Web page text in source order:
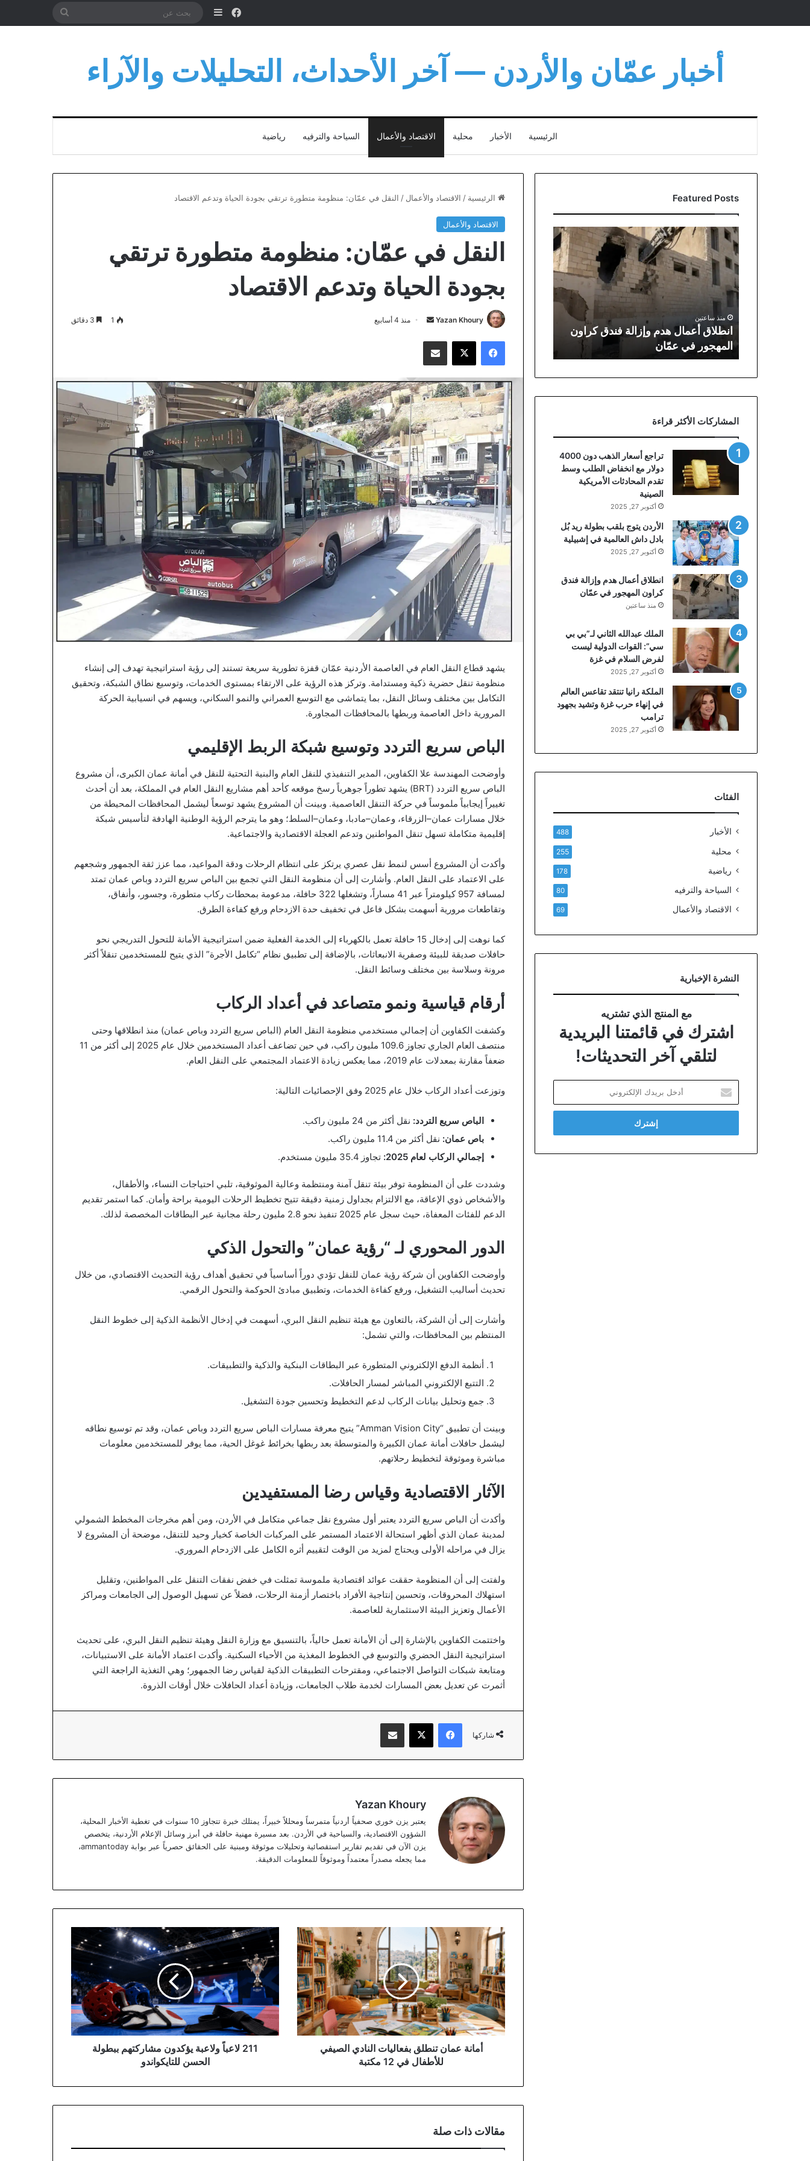
فيسبوكإضافة عمود جانبي
بحث
أخبار عمّان والأردن — آخر الأحداث، التحليلات والآراء
الرئيسية الأخبار محلية الاقتصاد والأعمال السياحة والترفيه رياضية
الرئيسية / الاقتصاد والأعمال / النقل في عمّان: منظومة متطورة ترتقي بجودة الحياة وتدعم الاقتصاد
الاقتصاد والأعمال
النقل في عمّان: منظومة متطورة ترتقي
بجودة الحياة وتدعم الاقتصاد
Yazan Khoury
أرسل منذ 4 أسابيع 1
فيسبوك ‫X مشاركة عبر البريد
يشهد قطاع النقل العام في العاصمة الأردنية عمّان قفزة تطورية سريعة تستند إلى رؤية استراتيجية تهدف إلى إنشاء
منظومة تنقل حضرية ذكية ومستدامة. وتركز هذه الرؤية على الارتقاء بمستوى الخدمات، وتوسيع نطاق الشبكة، وتحقيق
التكامل بين مختلف وسائل النقل، بما يتماشى مع التوسع العمراني والنمو السكاني، ويسهم في انسيابية الحركة
المرورية داخل العاصمة وربطها بالمحافظات المجاورة.
الباص سريع التردد وتوسيع شبكة الربط الإقليمي
وأوضحت المهندسة علا الكفاوين، المدير التنفيذي للنقل العام والبنية التحتية للنقل في أمانة عمان الكبرى، أن مشروع
الباص سريع التردد (BRT) يشهد تطوراً جوهرياً رسخ موقعه كأحد أهم مشاريع النقل العام في المملكة، بعد أن أحدث
تغييراً إيجابياً ملموساً في حركة التنقل العاصمية. وبينت أن المشروع يشهد توسعاً ليشمل المحافظات المحيطة من
خلال مسارات عمان–الزرقاء، وعمان–مادبا، وعمان–السلط؛ وهو ما يترجم الرؤية الوطنية الهادفة لتأسيس شبكة
إقليمية متكاملة تسهل تنقل المواطنين وتدعم العجلة الاقتصادية والاجتماعية.
وأكدت أن المشروع أسس لنمط نقل عصري يرتكز على انتظام الرحلات ودقة المواعيد، مما عزز ثقة الجمهور وشجعهم
على الاعتماد على النقل العام. وأشارت إلى أن منظومة النقل التي تجمع بين الباص سريع التردد وباص عمان تمتد
لمسافة 957 كيلومتراً عبر 41 مساراً، وتشغلها 322 حافلة، مدعومة بمحطات ركاب متطورة، وجسور، وأنفاق،
وتقاطعات مرورية أسهمت بشكل فاعل في تخفيف حدة الازدحام ورفع كفاءة الطرق.
كما نوهت إلى إدخال 15 حافلة تعمل بالكهرباء إلى الخدمة الفعلية ضمن استراتيجية الأمانة للتحول التدريجي نحو
حافلات صديقة للبيئة وصفرية الانبعاثات، بالإضافة إلى تطبيق نظام “تكامل الأجرة” الذي يتيح للمستخدمين تنقلاً أكثر
مرونة وسلاسة بين مختلف وسائط النقل.
أرقام قياسية ونمو متصاعد في أعداد الركاب
وكشفت الكفاوين أن إجمالي مستخدمي منظومة النقل العام (الباص سريع التردد وباص عمان) منذ انطلاقها وحتى
منتصف العام الجاري تجاوز 109.6 مليون راكب، في حين تضاعف أعداد المستخدمين خلال عام 2025 إلى أكثر من 11
ضعفاً مقارنة بمعدلات عام 2019، مما يعكس زيادة الاعتماد المجتمعي على النقل العام.
وتوزعت أعداد الركاب خلال عام 2025 وفق الإحصائيات التالية:
الباص سريع التردد: نقل أكثر من 24 مليون راكب.
باص عمان: نقل أكثر من 11.4 مليون راكب.
إجمالي الركاب لعام 2025:
تجاوز 35.4 مليون مستخدم.
وشددت على أن المنظومة توفر بيئة تنقل آمنة ومنتظمة وعالية الموثوقية، تلبي احتياجات النساء، والأطفال،
والأشخاص ذوي الإعاقة، مع الالتزام بجداول زمنية دقيقة تتيح تخطيط الرحلات اليومية براحة وأمان. كما استمر تقديم
الدعم للفئات المعفاة، حيث سجل عام 2025 تنفيذ نحو 2.8 مليون رحلة مجانية عبر البطاقات المخصصة لذلك.
الدور المحوري لـ “رؤية عمان” والتحول الذكي
وأوضحت الكفاوين أن شركة رؤية عمان للنقل تؤدي دوراً أساسياً في تحقيق أهداف رؤية التحديث الاقتصادي، من خلال
تحديث أساليب التشغيل، ورفع كفاءة الخدمات، وتطبيق مبادئ الحوكمة والتحول الرقمي.
وأشارت إلى أن الشركة، بالتعاون مع هيئة تنظيم النقل البري، أسهمت في إدخال الأنظمة الذكية إلى خطوط النقل
المنتظم بين المحافظات، والتي تشمل:
أنظمة الدفع الإلكتروني المتطورة عبر البطاقات البنكية والذكية والتطبيقات.
التتبع الإلكتروني المباشر لمسار الحافلات.
جمع وتحليل بيانات الركاب لدعم التخطيط وتحسين جودة التشغيل.
وبينت أن تطبيق “Amman Vision City” يتيح معرفة مسارات الباص سريع التردد وباص عمان، وقد تم توسيع نطاقه
ليشمل حافلات أمانة عمان الكبيرة والمتوسطة بعد ربطها بخرائط غوغل الحية، مما يوفر للمستخدمين معلومات
مباشرة وموثوقة لتخطيط رحلاتهم.
الآثار الاقتصادية وقياس رضا المستفيدين
وأكدت أن الباص سريع التردد يعتبر أول مشروع نقل جماعي متكامل في الأردن، ومن أهم مخرجات المخطط الشمولي
لمدينة عمان الذي أظهر استحالة الاعتماد المستمر على المركبات الخاصة كخيار وحيد للتنقل، موضحة أن المشروع لا
يزال في مراحله الأولى ويحتاج لمزيد من الوقت لتقييم أثره الكامل على الازدحام المروري.
ولفتت إلى أن المنظومة حققت عوائد اقتصادية ملموسة تمثلت في خفض نفقات التنقل على المواطنين، وتقليل
استهلاك المحروقات، وتحسين إنتاجية الأفراد باختصار أزمنة الرحلات، فضلاً عن تسهيل الوصول إلى الجامعات ومراكز
الأعمال وتعزيز البيئة الاستثمارية للعاصمة.
واختتمت الكفاوين بالإشارة إلى أن الأمانة تعمل حالياً، بالتنسيق مع وزارة النقل وهيئة تنظيم النقل البري، على تحديث
استراتيجية النقل الحضري والتوسع في الخطوط المغذية من الأحياء السكنية. وأكدت اعتماد الأمانة على الاستبيانات،
ومتابعة شبكات التواصل الاجتماعي، ومقترحات التطبيقات الذكية لقياس رضا الجمهور؛ وهي التغذية الراجعة التي
أثمرت عن تعديل بعض المسارات لخدمة طلاب الجامعات، وزيادة أعداد الحافلات خلال أوقات الذروة.
شاركها
فيسبوك ‫X مشاركة عبر البريد
Yazan Khoury
يعتبر يزن خوري صحفياً أردنياً متمرساً ومحللاً خبيراً، يمتلك خبرة تتجاوز 10 سنوات في تغطية الأخبار المحلية،
الشؤون الاقتصادية، والسياحية في الأردن. بعد مسيرة مهنية حافلة في أبرز وسائل الإعلام الأردنية، يتخصص
يزن الآن في تقديم تقارير استقصائية وتحليلات موثوقة ومبنية على الحقائق حصرياً عبر بوابة ammantoday،
مما يجعله مصدراً معتمداً وموثوقاً للمعلومات الدقيقة.
أمانة
عمان
تنطلق
بفعاليات
النادي
الصيفي
للأطفال
في
12
أمانة عمان تنطلق بفعاليات النادي الصيفي
للأطفال في 12 مكتبة
211
لاعباً
ولاعبة
يؤكدون
مشاركتهم
ببطولة
الحسن
للتايكواندو
211 لاعباً ولاعبة يؤكدون مشاركتهم ببطولة
الحسن للتايكواندو
مقالات ذات صلة
Featured Posts
انطلاق
أعمال
هدم
وإزالة
فندق
كراون
المهجور
في
عمّان
منذ ساعتين
انطلاق أعمال هدم وإزالة فندق كراون
المهجور في عمّان
المشاركات الأكثر قراءة
تراجع أسعار الذهب دون 4000
دولار مع انخفاض الطلب وسط
تقدم المحادثات الأمريكية
الصينية
أكتوبر 27, 2025
الأردن يتوج بلقب بطولة ريد بُل
بادل داش العالمية في إشبيلية
أكتوبر 27, 2025
انطلاق أعمال هدم وإزالة فندق
كراون المهجور في عمّان
منذ ساعتين
الملك عبدالله الثاني لـ”بي بي
سي”: القوات الدولية ليست
لفرض السلام في غزة
أكتوبر 27, 2025
الملكة رانيا تنتقد تقاعس العالم
في إنهاء حرب غزة وتشيد بجهود
ترامب
أكتوبر 27, 2025
الفئات
الأخبار 488
محلية 255
رياضية 178
السياحة والترفيه 80
الاقتصاد والأعمال 69
النشرة الإخبارية
مع المنتج الذي تشتريه
اشترك في قائمتنا البريدية
لتلقي آخر التحديثات!
بريدك
الإلكتروني